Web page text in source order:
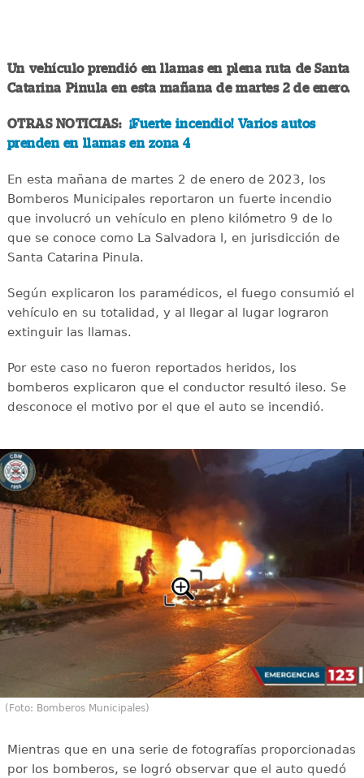
Un vehículo prendió en llamas en plena ruta de Santa
Catarina Pinula en esta mañana de martes 2 de enero.
OTRAS NOTICIAS: ¡Fuerte incendio! Varios autos
prenden en llamas en zona 4
En esta mañana de martes 2 de enero de 2023, los
Bomberos Municipales reportaron un fuerte incendio
que involucró un vehículo en pleno kilómetro 9 de lo
que se conoce como La Salvadora l, en jurisdicción de
Santa Catarina Pinula.
Según explicaron los paramédicos, el fuego consumió el
vehículo en su totalidad, y al llegar al lugar lograron
extinguir las llamas.
Por este caso no fueron reportados heridos, los
bomberos explicaron que el conductor resultó ileso. Se
desconoce el motivo por el que el auto se incendió.
(Foto: Bomberos Municipales)
Mientras que en una serie de fotografías proporcionadas
por los bomberos, se logró observar que el auto quedó